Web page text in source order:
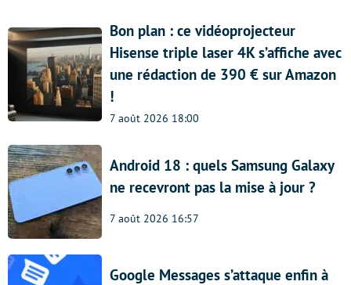
Bon plan : ce vidéoprojecteur
Hisense triple laser 4K s’affiche avec
une rédaction de 390 € sur Amazon
!
7 août 2026 18:00
Android 18 : quels Samsung Galaxy
ne recevront pas la mise à jour ?
7 août 2026 16:57
Google Messages s’attaque enfin à